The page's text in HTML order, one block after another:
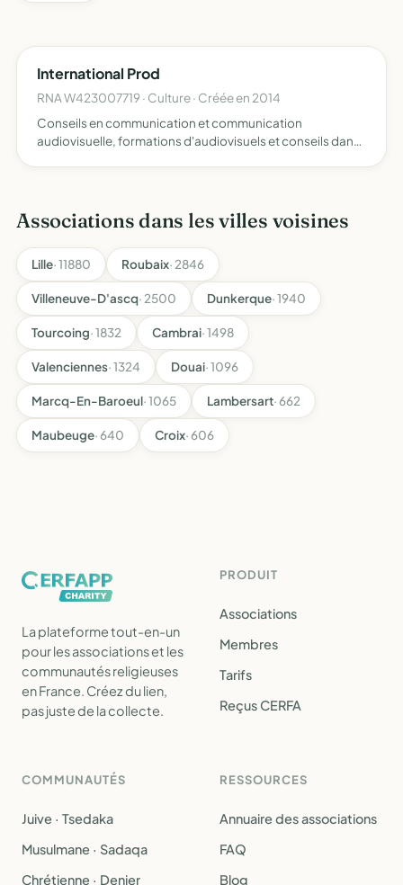
International Prod
RNA W423007719 · Culture · Créée en 2014
Conseils en communication et communication
audiovisuelle, formations d'audiovisuels et conseils dans
Associations dans les villes voisines
Lille· 11880 Roubaix· 2846
Villeneuve-D'ascq· 2500 Dunkerque· 1940
Tourcoing· 1832 Cambrai· 1498
Valenciennes· 1324 Douai· 1096
Marcq-En-Baroeul· 1065 Lambersart· 662
Maubeuge· 640 Croix· 606
La plateforme tout-en-un
pour les associations et les
communautés religieuses
en France. Créez du lien,
pas juste de la collecte.
PRODUIT
Associations
Membres
Tarifs
Reçus CERFA
COMMUNAUTÉS
Juive · Tsedaka
Musulmane · Sadaqa
Chrétienne · Denier
RESSOURCES
Annuaire des associations
FAQ
Blog